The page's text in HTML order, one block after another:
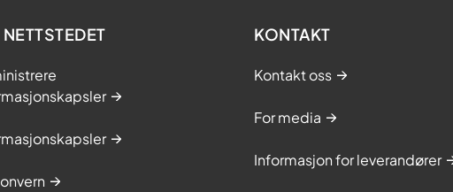
KONTAKT
Kontakt oss
For media
Informasjon for leverandører